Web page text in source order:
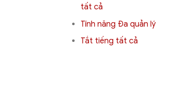
tất cả
Tính năng Đa quản lý
Tắt tiếng tất cả